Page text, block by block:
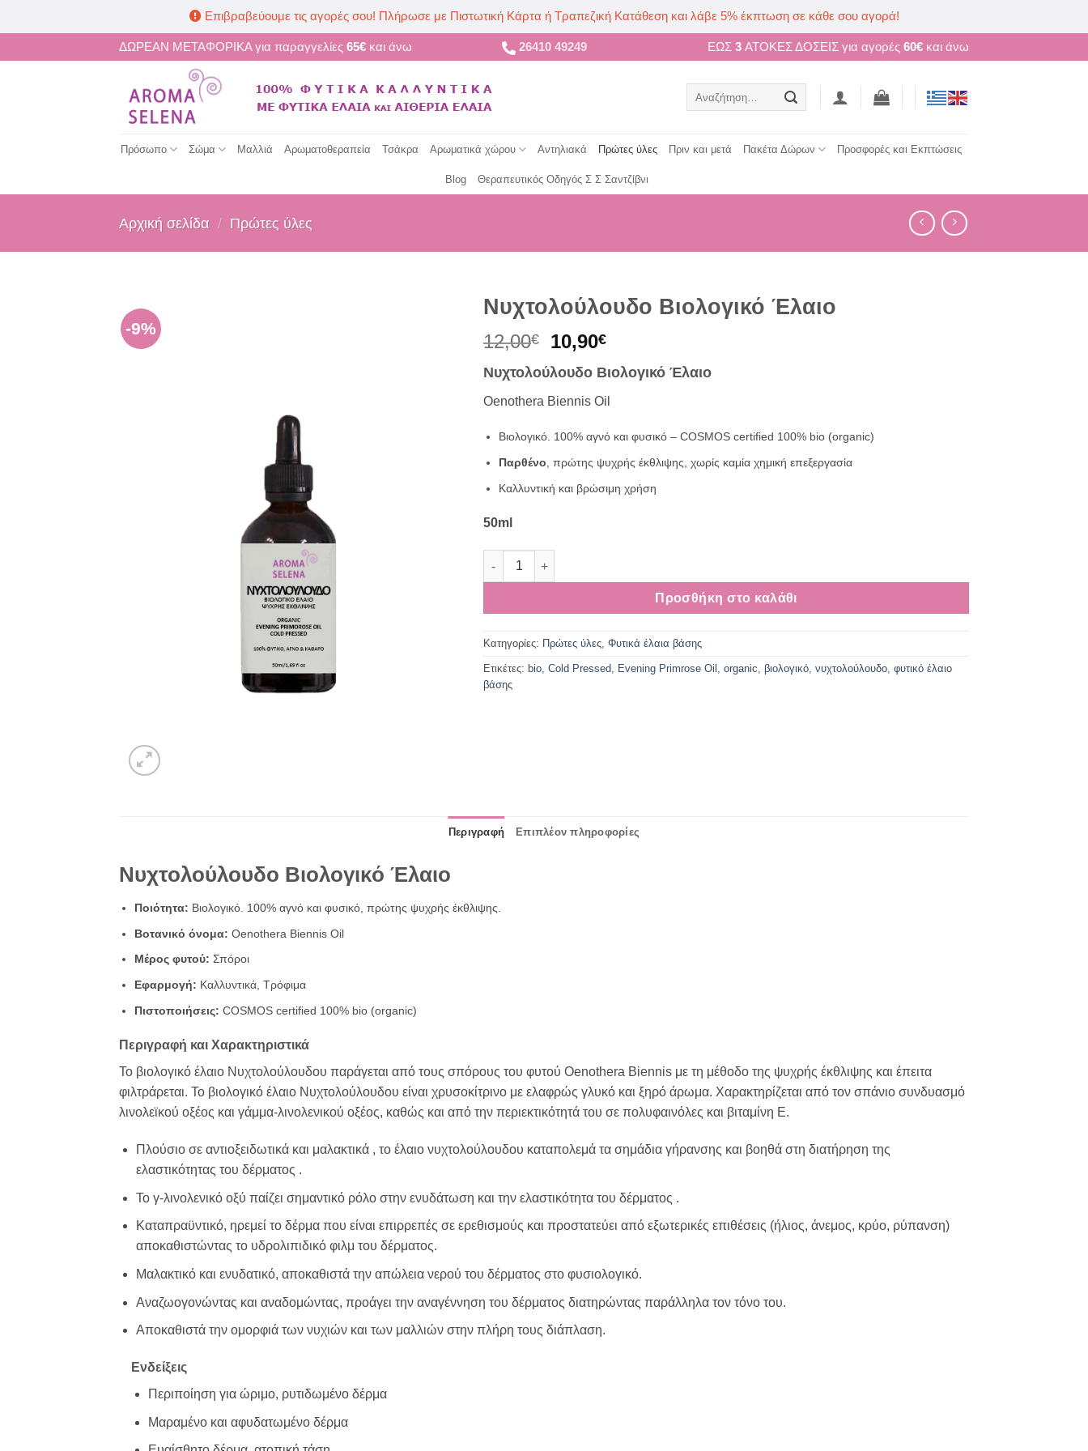
Επιβραβεύουμε τις αγορές σου! Πλήρωσε με Πιστωτική Κάρτα ή Τραπεζική Κατάθεση και λάβε 5% έκπτωση σε κάθε σου αγορά!
στο
ΔΩΡΕΑΝ ΜΕΤΑΦΟΡΙΚΑ για παραγγελίες 65€ και άνω 26410 49249 ΕΩΣ 3 ΑΤΟΚΕΣ ΔΟΣΕΙΣ για αγορές 60€ και άνω
Πρόσωπο Σώμα Μαλλιά Αρωματοθεραπεία Τσάκρα Αρωματικά χώρου Αντηλιακά Πρώτες ύλες Πριν και μετά Πακέτα Δώρων Προσφορές και Εκπτώσεις
Blog Θεραπευτικός Οδηγός Σ Σ Σαντζίβνι
Αρχική σελίδα / Πρώτες ύλες
-9%
Νυχτολούλουδο Βιολογικό Έλαιο
12,00€
Original
was:
12,00€.
10,90€Η
τιμή
είναι:
Νυχτολούλουδο Βιολογικό Έλαιο
Oenothera Biennis Oil
Βιολογικό. 100% αγνό και φυσικό – COSMOS certified 100% bio (organic)
Παρθένο , πρώτης ψυχρής έκθλιψης, χωρίς καμία χημική επεξεργασία
Καλλυντική και βρώσιμη χρήση
50ml
Νυχτολούλουδο Βιολογικό Έλαιο ποσότητα
Προσθήκη στο καλάθι
Κατηγορίες: Πρώτες ύλες, Φυτικά έλαια βάσης
Ετικέτες: bio, Cold Pressed, Evening Primrose Oil , organic, βιολογικό, νυχτολούλουδο, φυτικό έλαιο
βάσης
Περιγραφή Επιπλέον πληροφορίες
Νυχτολούλουδο Βιολογικό Έλαιο
Ποιότητα: Βιολογικό. 100% αγνό και φυσικό, πρώτης ψυχρής έκθλιψης.
Βοτανικό όνομα: Oenothera Biennis Oil
Μέρος φυτού: Σπόροι
Εφαρμογή: Καλλυντικά, Τρόφιμα
Πιστοποιήσεις: COSMOS certified 100% bio (organic)
Περιγραφή και Χαρακτηριστικά
Το βιολογικό έλαιο Νυχτολούλουδου παράγεται από τους σπόρους του φυτού Oenothera Biennis με τη μέθοδο της ψυχρής έκθλιψης και έπειτα
φιλτράρεται. Το βιολογικό έλαιο Νυχτολούλουδου είναι χρυσοκίτρινο με ελαφρώς γλυκό και ξηρό άρωμα. Χαρακτηρίζεται από τον σπάνιο συνδυασμό
λινολεϊκού οξέος και γάμμα-λινολενικού οξέος, καθώς και από την περιεκτικότητά του σε πολυφαινόλες και βιταμίνη Ε.
Πλούσιο σε αντιοξειδωτικάκαι μαλακτικά, το έλαιο νυχτολούλουδου καταπολεμά τα σημάδια γήρανσης και βοηθά στη διατήρηση της
ελαστικότητας του δέρματος .
Το γ-λινολενικό οξύ παίζει σημαντικό ρόλοστην ενυδάτωση και την ελαστικότητα του δέρματος .
Καταπραϋντικό, ηρεμεί το δέρμα που είναι επιρρεπές σε ερεθισμούς και προστατεύει από εξωτερικές επιθέσεις (ήλιος, άνεμος, κρύο, ρύπανση)
αποκαθιστώντας το υδρολιπιδικό φιλμ του δέρματος.
Μαλακτικό και ενυδατικό, αποκαθιστά την απώλεια νερού του δέρματος στο φυσιολογικό.
Αναζωογονώντας και αναδομώντας, προάγει την αναγέννηση του δέρματος διατηρώντας παράλληλα τον τόνο του.
Αποκαθιστά την ομορφιάτων νυχιών και των μαλλιώνστην πλήρη τους διάπλαση.
Ενδείξεις
Περιποίηση για ώριμο, ρυτιδωμένο δέρμα
Μαραμένο και αφυδατωμένο δέρμα